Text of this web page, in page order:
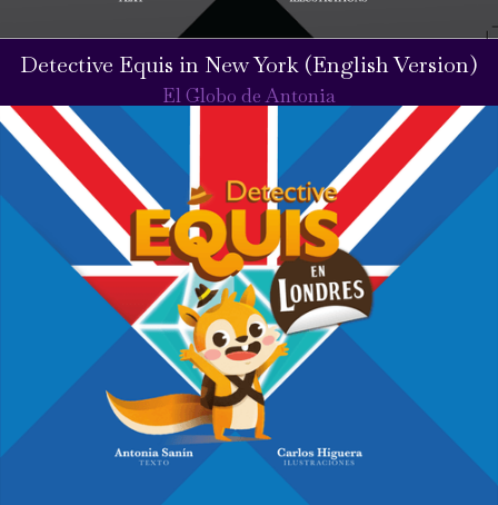
Detective Equis in New York (English Version)
El Globo de Antonia